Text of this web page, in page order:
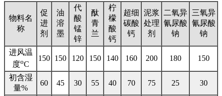
物料名
称
促
进
剂
油
溶
墨
代
酸
锰
锌
酞
青
兰
柠
檬
酸
钙
超细
碳酸
钙
泥浆
处理
剂
二氧异
氰尿酸
钠
三氧异
氰尿酸
钠
进风温
度oC
150 150 120 150 140 160 200 180 150
初含湿
量%
60 45 30 55 40 70 75 25 30